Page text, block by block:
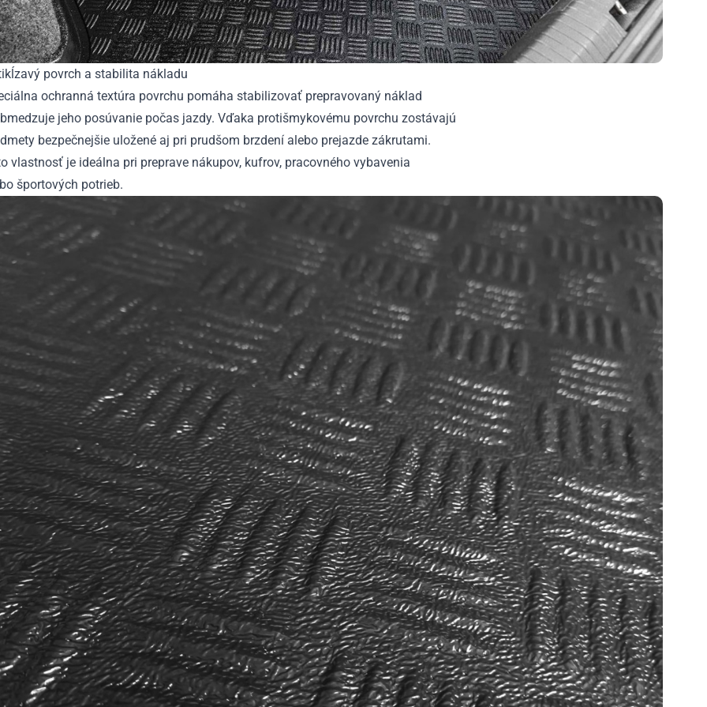
povrch a stabilita nákladu
ochranná textúra povrchu pomáha stabilizovať prepravovaný náklad
jeho posúvanie počas jazdy. Vďaka protišmykovému povrchu zostávajú
bezpečnejšie uložené aj pri prudšom brzdení alebo prejazde zákrutami.
vlastnosť je ideálna pri preprave nákupov, kufrov, pracovného vybavenia
športových potrieb.